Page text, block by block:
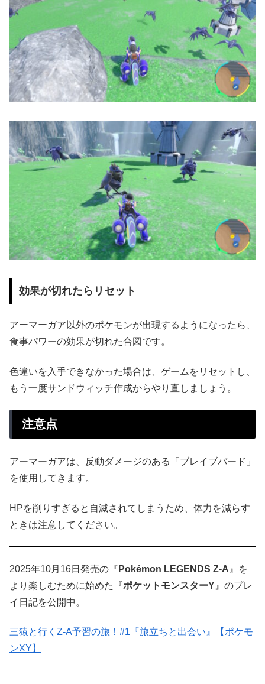
効果が切れたらリセット
アーマーガア以外のポケモンが出現するようになったら、
食事パワーの効果が切れた合図です。
色違いを入手できなかった場合は、ゲームをリセットし、
もう一度サンドウィッチ作成からやり直しましょう。
注意点
アーマーガアは、反動ダメージのある「ブレイブバード」
を使用してきます。
HPを削りすぎると自滅されてしまうため、体力を減らす
ときは注意してください。
2025年10月16日発売の『 Pokémon LEGENDS Z-A 』を
より楽しむために始めた『ポケットモンスターY 』のプレ
イ日記を公開中。
三猿と行くZ-A予習の旅！#1『旅立ちと出会い』【ポケモ
ンXY】